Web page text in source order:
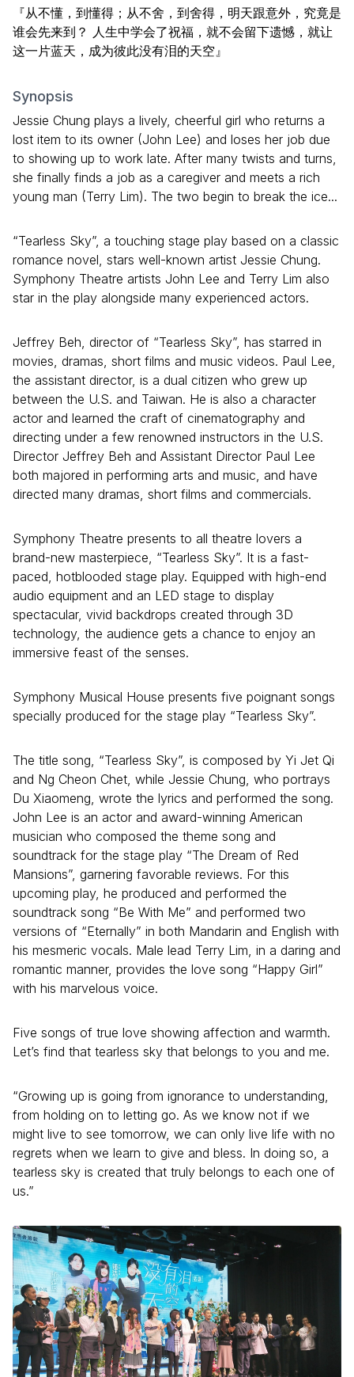
『从不懂，到懂得；从不舍，到舍得，明天跟意外，究竟是
谁会先来到？ 人生中学会了祝福，就不会留下遗憾，就让
这一片蓝天，成为彼此没有泪的天空』
Synopsis
Jessie Chung plays a lively, cheerful girl who returns a
lost item to its owner (John Lee) and loses her job due
to showing up to work late. After many twists and turns,
she finally finds a job as a caregiver and meets a rich
young man (Terry Lim). The two begin to break the ice...
“Tearless Sky”, a touching stage play based on a classic
romance novel, stars well-known artist Jessie Chung.
Symphony Theatre artists John Lee and Terry Lim also
star in the play alongside many experienced actors.
Jeffrey Beh, director of “Tearless Sky”, has starred in
movies, dramas, short films and music videos. Paul Lee,
the assistant director, is a dual citizen who grew up
between the U.S. and Taiwan. He is also a character
actor and learned the craft of cinematography and
directing under a few renowned instructors in the U.S.
Director Jeffrey Beh and Assistant Director Paul Lee
both majored in performing arts and music, and have
directed many dramas, short films and commercials.
Symphony Theatre presents to all theatre lovers a
brand-new masterpiece, “Tearless Sky”. It is a fast-
paced, hotblooded stage play. Equipped with high-end
audio equipment and an LED stage to display
spectacular, vivid backdrops created through 3D
technology, the audience gets a chance to enjoy an
immersive feast of the senses.
Symphony Musical House presents five poignant songs
specially produced for the stage play “Tearless Sky”.
The title song, “Tearless Sky”, is composed by Yi Jet Qi
and Ng Cheon Chet, while Jessie Chung, who portrays
Du Xiaomeng, wrote the lyrics and performed the song.
John Lee is an actor and award-winning American
musician who composed the theme song and
soundtrack for the stage play “The Dream of Red
Mansions”, garnering favorable reviews. For this
upcoming play, he produced and performed the
soundtrack song “Be With Me” and performed two
versions of “Eternally” in both Mandarin and English with
his mesmeric vocals. Male lead Terry Lim, in a daring and
romantic manner, provides the love song “Happy Girl”
with his marvelous voice.
Five songs of true love showing affection and warmth.
Let’s find that tearless sky that belongs to you and me.
“Growing up is going from ignorance to understanding,
from holding on to letting go. As we know not if we
might live to see tomorrow, we can only live life with no
regrets when we learn to give and bless. In doing so, a
tearless sky is created that truly belongs to each one of
us.”